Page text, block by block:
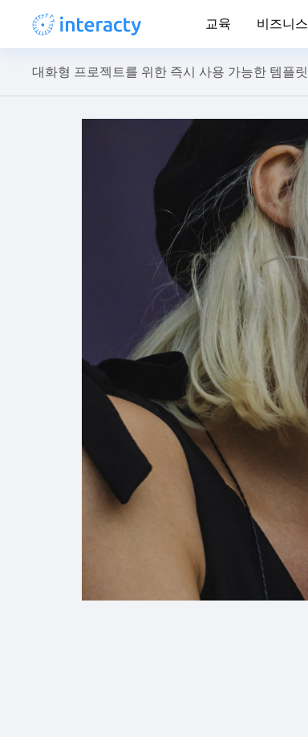
교육 비즈니스
대화형 프로젝트를 위한 즉시 사용 가능한 템플릿